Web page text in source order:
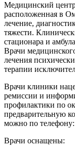
Медицинский
расположенная в
лечение,
тяжести.
стационара и
Врачи
лечения
терапии
Врачи клиники
ремиссии и
профилактики по
предварительную
можно по телефону:
Врачи оснащены: